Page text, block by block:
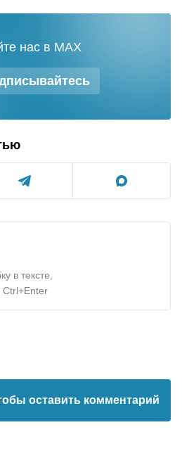
нас в MAX
в тексте,
оставить комментарий